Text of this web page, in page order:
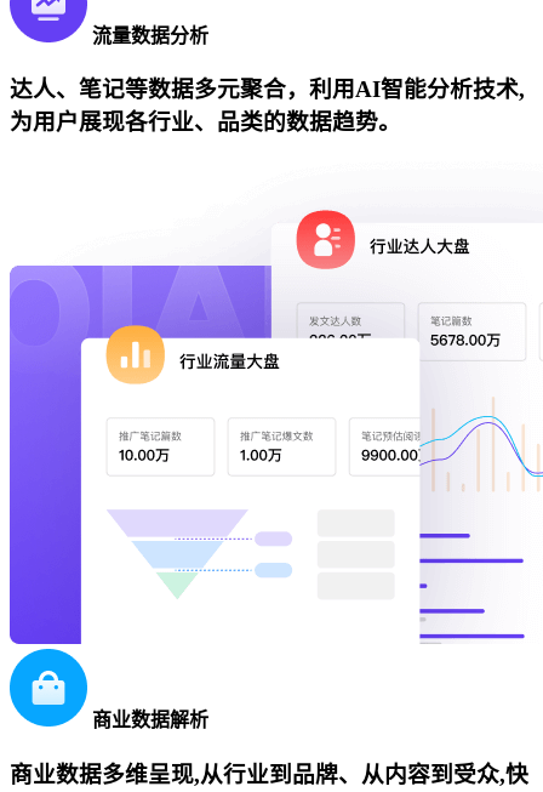
流量数据分析
达人、笔记等数据多元聚合，利用AI智能分析技术,
为用户展现各行业、品类的数据趋势。
商业数据解析
商业数据多维呈现,从行业到品牌、从内容到受众,快